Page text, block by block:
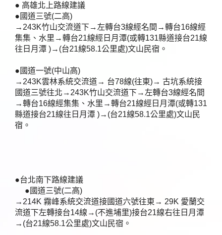
● 高雄北上路線建議
●國道三號(二高)
→243K竹山交流道下→左轉台3線經名間→轉台16線經
集集、水里→轉台21線經日月潭(或轉131縣道接台21線
往日月潭 )→(台21線58.1公里處)文山民宿。
●國道一號(中山高)
→243K雲林系統交流道→ 台78線(往東)→ 古坑系統接
國道三號往北→243K竹山交流道下→左轉台3線經名間
→轉台16線經集集、水里→轉台21線經日月潭(或轉131
縣道接台21線往日月潭 )→(台21線58.1公里處)文山民
宿。
●台北南下路線建議
●國道三號(二高)
→214K 霧峰系統交流道接國道六號往東→ 29K 愛蘭交
流道下左轉接台14線→(不進埔里)接台21線右往日月潭
→(台21線58.1公里處)文山民宿。